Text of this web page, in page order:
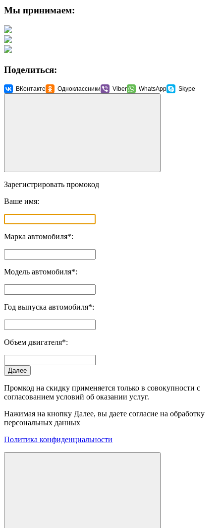
Мы принимаем:
Поделиться:
ВКонтакте Одноклассники Viber WhatsApp Skype
Зарегистрировать промокод
Ваше имя:
Марка автомобиля*:
Модель автомобиля*:
Год выпуска автомобиля*:
Объем двигателя*:
Далее
Промкод на скидку применяется только в совокупности с
согласованием условий об оказании услуг.
Нажимая на кнопку Далее, вы даете согласие на обработку
персональных данных
Политика конфиденциальности